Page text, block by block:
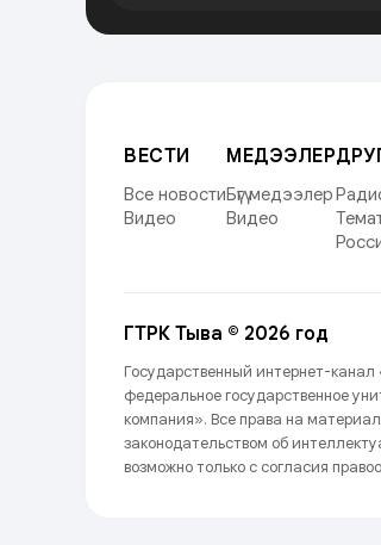
ВЕСТИ
Все новости
Видео
МЕДЭЭЛЕР
Бүгү медээлер
Видео
ГТРК Тыва © 2026 год
Государственный интернет-
федеральное государственное
компания». Все права на
законодательством об
возможно только с согласия